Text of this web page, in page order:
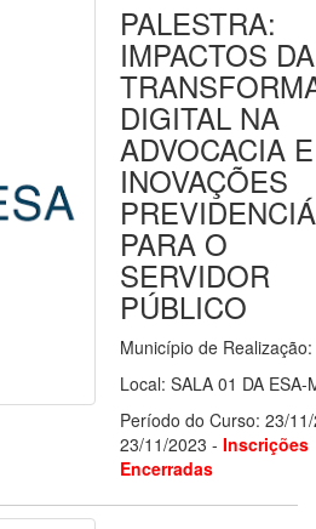
PALESTRA:
IMPACTOS DA
DIGITAL NA
ADVOCACIA E
INOVAÇÕES
PARA O
SERVIDOR
PÚBLICO
Município de
Local: SALA 01 DA ESA-
Período do Curso: 23/
23/11/2023 - Inscrições
Encerradas